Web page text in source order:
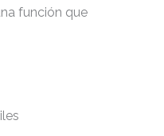
función que